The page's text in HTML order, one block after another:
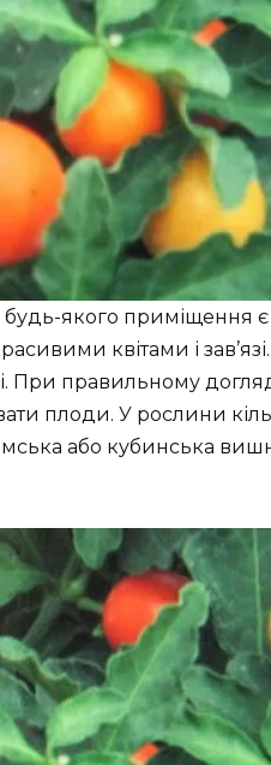
якого приміщення є
квітами і
При правильному
плоди. У рослини
або кубинська